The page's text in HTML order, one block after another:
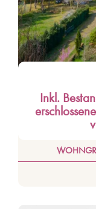
Inkl.